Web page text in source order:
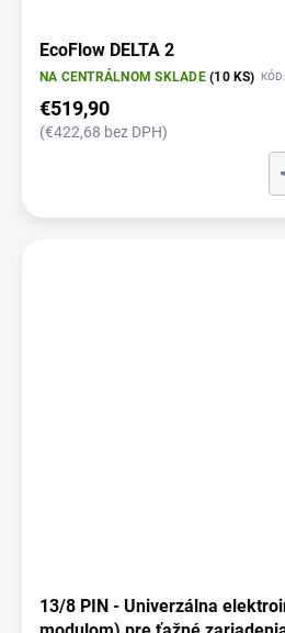
EcoFlow DELTA 2
NA CENTRÁLNOM SKLADE(10 KS) KÓD:
€519,90
(€422,68 bez DPH)
13/8 PIN - Univerzálna